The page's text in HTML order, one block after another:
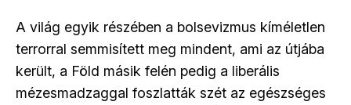
A világ egyik részében a bolsevizmus kíméletlen
terrorral semmisített meg mindent, ami az útjába
került, a Föld másik felén pedig a liberális
mézesmadzaggal foszlatták szét az egészséges